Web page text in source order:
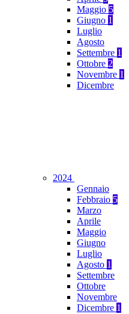
Maggio 5
Giugno 1
Luglio
Agosto
Settembre 1
Ottobre 2
Novembre 1
Dicembre
2024
Gennaio
Febbraio 5
Marzo
Aprile
Maggio
Giugno
Luglio
Agosto 1
Settembre
Ottobre
Novembre
Dicembre 1